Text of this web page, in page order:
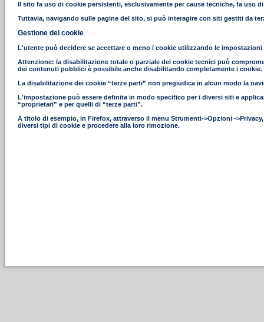
Il sito fa uso di cookie persistenti, esclusivamente per cause tecniche, fa uso
Tuttavia, navigando sulle pagine del sito, si può interagire con siti gestiti da
Gestione dei cookie
L'utente può decidere se accettare o meno i cookie utilizzando le
Attenzione: la disabilitazione totale o parziale dei cookie tecnici può
dei contenuti pubblici è possibile anche disabilitando completamente i cookie.
La disabilitazione dei cookie “terze parti” non pregiudica in alcun modo la
L'impostazione può essere definita in modo specifico per i diversi siti e
“proprietari” e per quelli di “terze parti”.
A titolo di esempio, in Firefox, attraverso il menu Strumenti->Opzioni -
diversi tipi di cookie e procedere alla loro rimozione.